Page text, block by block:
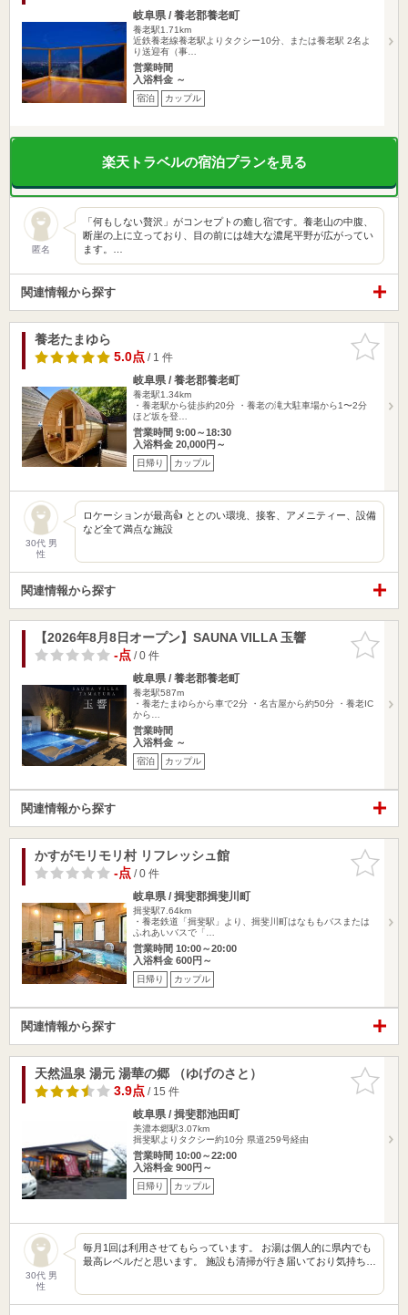
岐阜県 / 養老郡養老町
養老駅1.71km
近鉄養老線養老駅よりタクシー10分、または養老駅 2名よ
り送迎有（事…
営業時間
入浴料金 ～
宿泊 カップル
楽天トラベルの宿泊プランを見る
匿名
「何もしない贅沢」がコンセプトの癒し宿です。養老山の中腹、
断崖の上に立っており、目の前には雄大な濃尾平野が広がってい
ます。…
関連情報から探す
お気に入
りに追加
養老たまゆら
5.0点/ 1 件
岐阜県 / 養老郡養老町
養老駅1.34km
・養老駅から徒歩約20分 ・養老の滝大駐車場から1〜2分
ほど坂を登…
営業時間 9:00～18:30
入浴料金 20,000円～
日帰り カップル
30代 男
性
ロケーションが最高👍 ととのい環境、接客、アメニティー、設備
など全て満点な施設
関連情報から探す
お気に入
りに追加
【2026年8月8日オープン】SAUNA VILLA 玉響
-点/ 0 件
岐阜県 / 養老郡養老町
養老駅587m
・養老たまゆらから車で2分 ・名古屋から約50分 ・養老IC
から…
営業時間
入浴料金 ～
宿泊 カップル
関連情報から探す
お気に入
りに追加
かすがモリモリ村 リフレッシュ館
-点/ 0 件
岐阜県 / 揖斐郡揖斐川町
揖斐駅7.64km
・養老鉄道「揖斐駅」より、揖斐川町はなももバスまたは
ふれあいバスで「…
営業時間 10:00～20:00
入浴料金 600円～
日帰り カップル
関連情報から探す
お気に入
りに追加
天然温泉 湯元 湯華の郷 （ゆげのさと）
3.9点/ 15 件
岐阜県 / 揖斐郡池田町
美濃本郷駅3.07km
揖斐駅よりタクシー約10分 県道259号経由
営業時間 10:00～22:00
入浴料金 900円～
日帰り カップル
30代 男
性
毎月1回は利用させてもらっています。 お湯は個人的に県内でも
最高レベルだと思います。 施設も清掃が行き届いており気持ち…